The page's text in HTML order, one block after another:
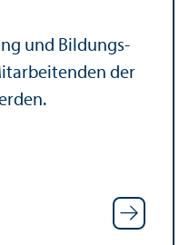
und Bildungs­
der